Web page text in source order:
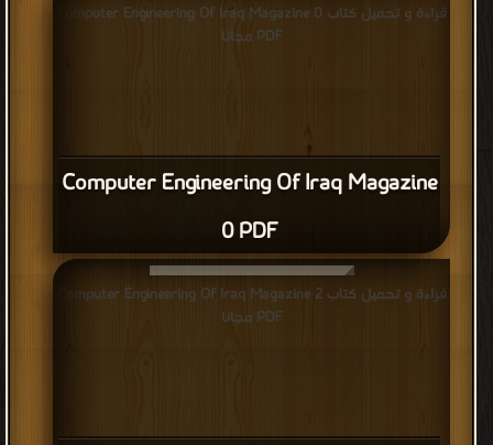
Computer Engineering Of Iraq Magazine
0 PDF
قراءة و تحميل كتاب Computer Engineering Of Iraq Magazine 0
PDF مجانا
قراءة و تحميل كتاب Computer Engineering Of Iraq Magazine 2
PDF مجانا